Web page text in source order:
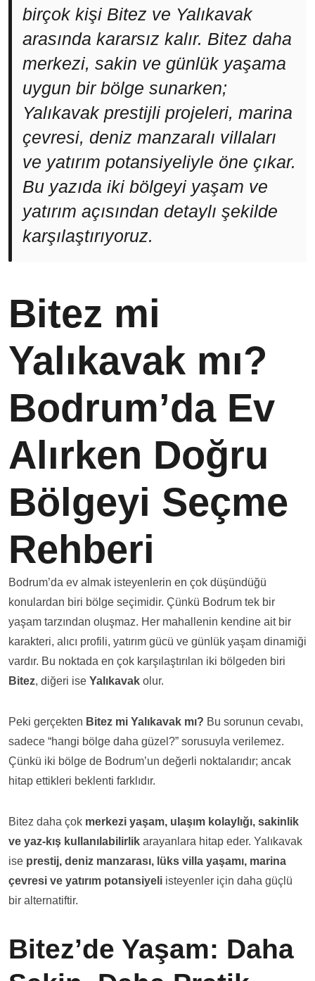
birçok kişi Bitez ve Yalıkavak
arasında kararsız kalır. Bitez daha
merkezi, sakin ve günlük yaşama
uygun bir bölge sunarken;
Yalıkavak prestijli projeleri, marina
çevresi, deniz manzaralı villaları
ve yatırım potansiyeliyle öne çıkar.
Bu yazıda iki bölgeyi yaşam ve
yatırım açısından detaylı şekilde
karşılaştırıyoruz.
Bitez mi
Yalıkavak mı?
Bodrum’da Ev
Alırken Doğru
Bölgeyi Seçme
Rehberi
Bodrum’da ev almak isteyenlerin en çok düşündüğü
konulardan biri bölge seçimidir. Çünkü Bodrum tek bir
yaşam tarzından oluşmaz. Her mahallenin kendine ait bir
karakteri, alıcı profili, yatırım gücü ve günlük yaşam dinamiği
vardır. Bu noktada en çok karşılaştırılan iki bölgeden biri
Bitez, diğeri ise Yalıkavak olur.
Peki gerçekten Bitez mi Yalıkavak mı? Bu sorunun cevabı,
sadece “hangi bölge daha güzel?” sorusuyla verilemez.
Çünkü iki bölge de Bodrum’un değerli noktalarıdır; ancak
hitap ettikleri beklenti farklıdır.
Bitez daha çok merkezi yaşam, ulaşım kolaylığı, sakinlik
ve yaz-kış kullanılabilirlik arayanlara hitap eder. Yalıkavak
ise prestij, deniz manzarası, lüks villa yaşamı, marina
çevresi ve yatırım potansiyeli isteyenler için daha güçlü
bir alternatiftir.
Bitez’de Yaşam: Daha